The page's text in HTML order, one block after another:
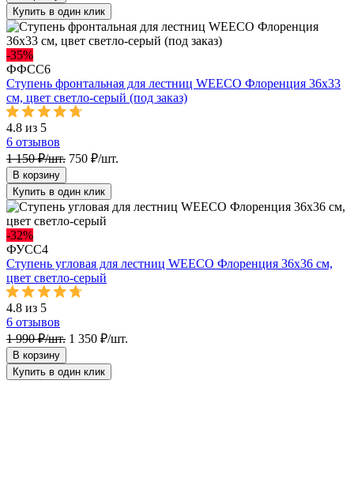
Купить в один клик
-35%
ФФСС6
Ступень фронтальная для лестниц WEECO Флоренция 36х33
см, цвет светло-серый (под заказ)
4.8 из 5
6 отзывов
1 150 ₽/шт. 750 ₽/шт.
В корзину
Купить в один клик
-32%
ФУСС4
Ступень угловая для лестниц WEECO Флоренция 36х36 см,
цвет светло-серый
4.8 из 5
6 отзывов
1 990 ₽/шт. 1 350 ₽/шт.
В корзину
Купить в один клик